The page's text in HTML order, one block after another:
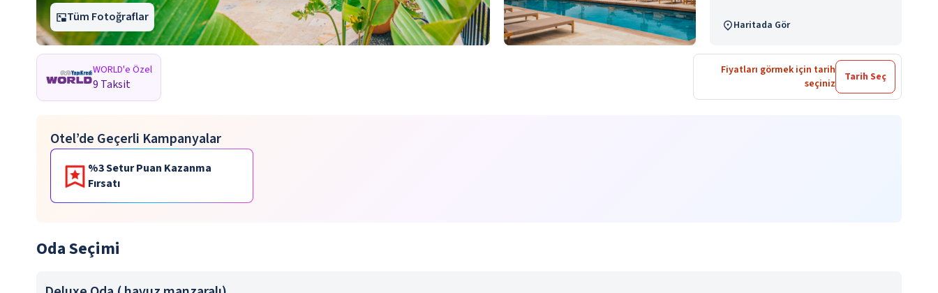
Tüm Fotoğraflar
Haritada Gör
WORLD'e Özel
9 Taksit
Fiyatları görmek için tarih
seçiniz
Tarih Seç
Otel’de Geçerli Kampanyalar
%3 Setur Puan Kazanma
Fırsatı
Oda Seçimi